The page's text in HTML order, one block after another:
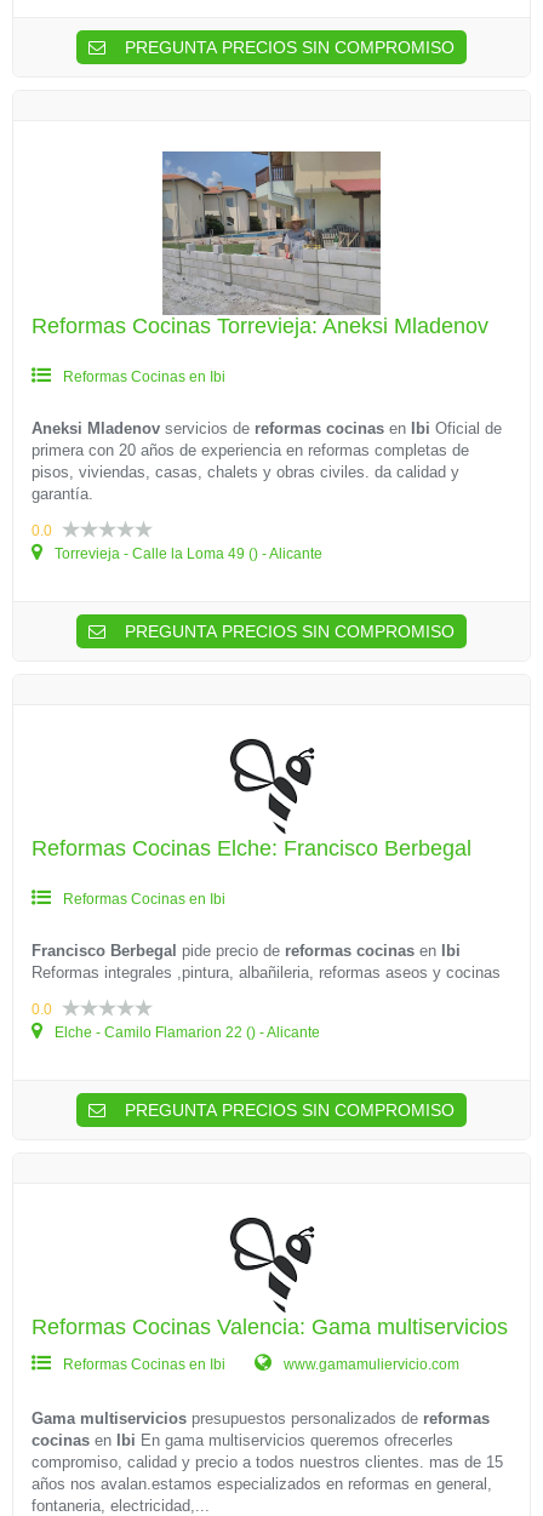
PREGUNTA PRECIOS SIN COMPROMISO
Reformas Cocinas Torrevieja: Aneksi Mladenov
Reformas Cocinas en Ibi
Aneksi Mladenov servicios de reformas cocinas en Ibi Oficial de
primera con 20 años de experiencia en reformas completas de
pisos, viviendas, casas, chalets y obras civiles. da calidad y
garantía.
0.0
Torrevieja - Calle la Loma 49 () - Alicante
PREGUNTA PRECIOS SIN COMPROMISO
Reformas Cocinas Elche: Francisco Berbegal
Reformas Cocinas en Ibi
Francisco Berbegal pide precio de reformas cocinas en
Ibi
Reformas integrales ,pintura, albañileria, reformas aseos y cocinas
0.0
Elche - Camilo Flamarion 22 () - Alicante
PREGUNTA PRECIOS SIN COMPROMISO
Reformas Cocinas Valencia: Gama multiservicios
Reformas Cocinas en Ibi www.gamamuliervicio.com
Gama multiservicios presupuestos personalizados de reformas
cocinas en Ibi En gama multiservicios queremos ofrecerles
compromiso, calidad y precio a todos nuestros clientes. mas de 15
años nos avalan.estamos especializados en reformas en general,
fontaneria, electricidad,...